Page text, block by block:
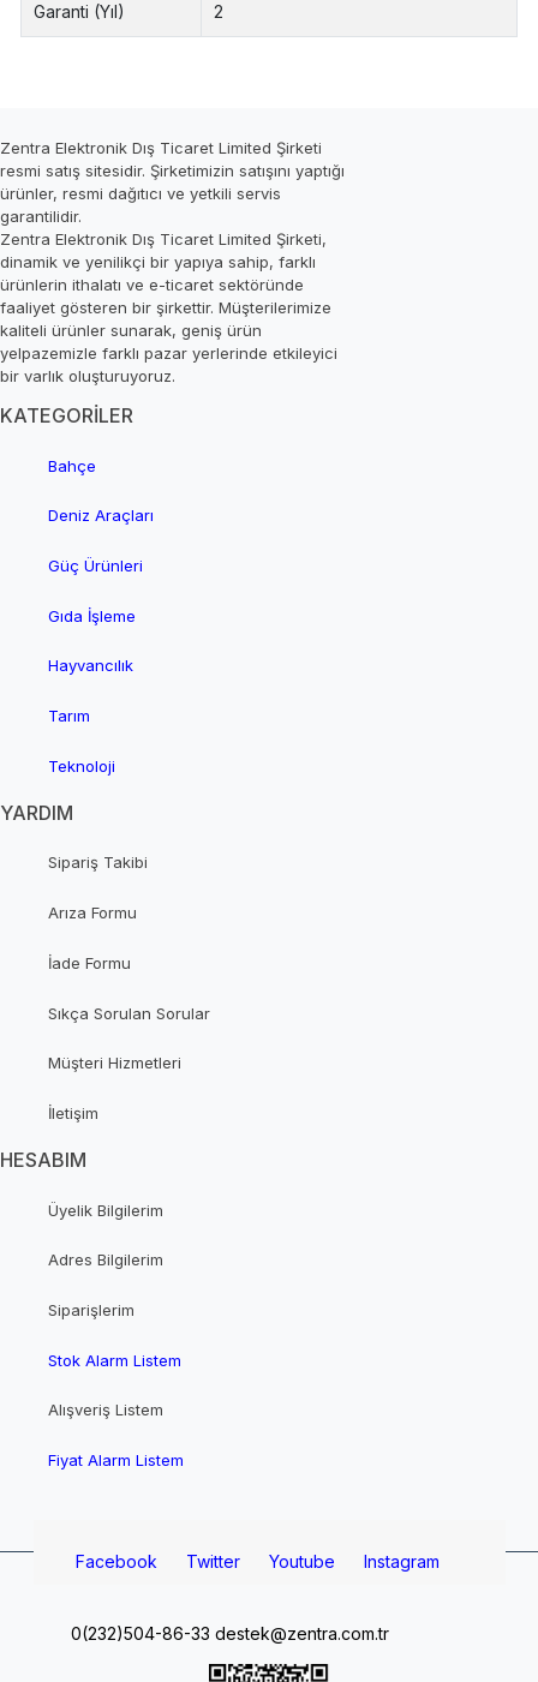
Garanti (Yıl) 2
Zentra Elektronik Dış Ticaret Limited Şirketi
resmi satış sitesidir. Şirketimizin satışını yaptığı
ürünler, resmi dağıtıcı ve yetkili servis
garantilidir.
Zentra Elektronik Dış Ticaret Limited Şirketi,
dinamik ve yenilikçi bir yapıya sahip, farklı
ürünlerin ithalatı ve e-ticaret sektöründe
faaliyet gösteren bir şirkettir. Müşterilerimize
kaliteli ürünler sunarak, geniş ürün
yelpazemizle farklı pazar yerlerinde etkileyici
bir varlık oluşturuyoruz.
KATEGORİLER
Bahçe
Deniz Araçları
Güç Ürünleri
Gıda İşleme
Hayvancılık
Tarım
Teknoloji
YARDIM
Sipariş Takibi
Arıza Formu
İade Formu
Sıkça Sorulan Sorular
Müşteri Hizmetleri
İletişim
HESABIM
Üyelik Bilgilerim
Adres Bilgilerim
Siparişlerim
Stok Alarm Listem
Alışveriş Listem
Fiyat Alarm Listem
Facebook Twitter Youtube Instagram
0(232)504-86-33 destek@zentra.com.tr